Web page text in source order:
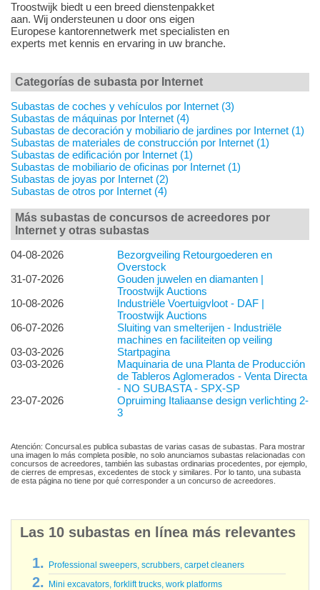
Troostwijk biedt u een breed dienstenpakket
aan. Wij ondersteunen u door ons eigen
Europese kantorennetwerk met specialisten en
experts met kennis en ervaring in uw branche.
Categorías de subasta por Internet
Subastas de coches y vehículos por Internet (3)
Subastas de máquinas por Internet (4)
Subastas de decoración y mobiliario de jardines por Internet (1)
Subastas de materiales de construcción por Internet (1)
Subastas de edificación por Internet (1)
Subastas de mobiliario de oficinas por Internet (1)
Subastas de joyas por Internet (2)
Subastas de otros por Internet (4)
Más subastas de concursos de acreedores por
Internet y otras subastas
04-08-2026
Bezorgveiling Retourgoederen en
Overstock
31-07-2026
Gouden juwelen en diamanten |
Troostwijk Auctions
10-08-2026
Industriële Voertuigvloot - DAF |
Troostwijk Auctions
06-07-2026
Sluiting van smelterijen - Industriële
machines en faciliteiten op veiling
03-03-2026
Startpagina
03-03-2026
Maquinaria de una Planta de Producción
de Tableros Aglomerados - Venta Directa
- NO SUBASTA - SPX-SP
23-07-2026
Opruiming Italiaanse design verlichting 2-
3
Atención: Concursal.es publica subastas de varias casas de subastas. Para mostrar
una imagen lo más completa posible, no solo anunciamos subastas relacionadas con
concursos de acreedores, también las subastas ordinarias procedentes, por ejemplo,
de cierres de empresas, excedentes de stock y similares. Por lo tanto, una subasta
de esta página no tiene por qué corresponder a un concurso de acreedores.
Las 10 subastas en línea más relevantes
Professional sweepers, scrubbers, carpet cleaners
Mini excavators, forklift trucks, work platforms